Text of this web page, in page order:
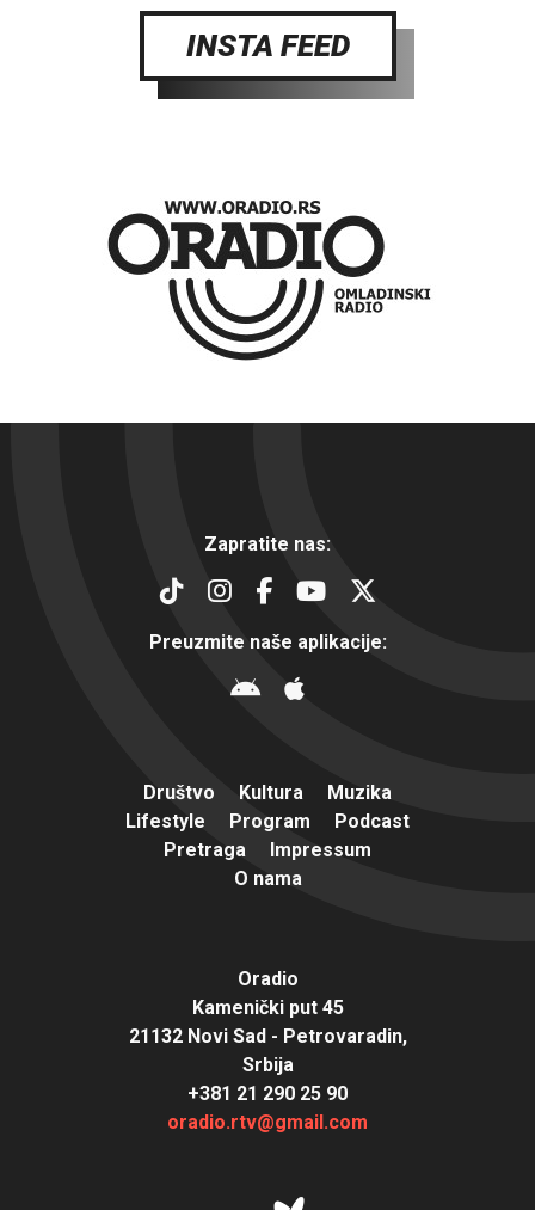
INSTA FEED
Zapratite nas:
Preuzmite naše aplikacije:
Društvo Kultura
Muzika
Lifestyle
Program
Podcast
Pretraga
Impressum
O nama
Oradio
Kamenički put 45
21132 Novi Sad - Petrovaradin,
Srbija
+381 21 290 25 90
oradio.rtv@gmail.com